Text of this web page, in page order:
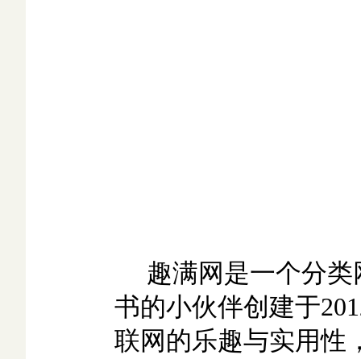
趣满网是一个分
书的小伙伴创建于
联网的乐趣与实用性